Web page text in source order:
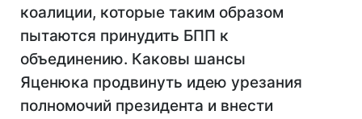
коалиции, которые таким образом
пытаются принудить БПП к
объединению. Каковы шансы
Яценюка продвинуть идею урезания
полномочий президента и внести